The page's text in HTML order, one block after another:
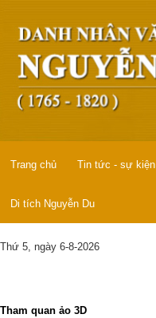
Trang chủ Tin tức - sự kiện
Di tích Nguyễn Du
Thứ 5, ngày 6-8-2026
Tham quan ảo 3D